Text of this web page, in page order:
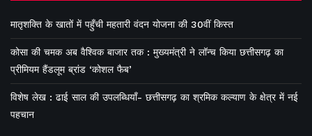
मातृशक्ति के खातों में पहुँची महतारी वंदन योजना की 30वीं किस्त
कोसा की चमक अब वैश्विक बाजार तक : मुख्यमंत्री ने लॉन्च किया छत्तीसगढ़ का
प्रीमियम हैंडलूम ब्रांड ‘कोशल फैब’
विशेष लेख : ढाई साल की उपलब्धियाँ- छत्तीसगढ़ का श्रमिक कल्याण के क्षेत्र में नई
पहचान